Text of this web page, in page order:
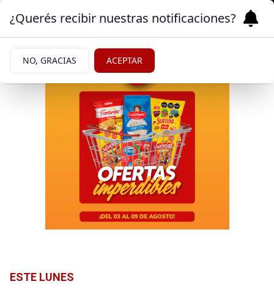
ESTE LUNES
¿Querés recibir nuestras notificaciones?
NO, GRACIAS ACEPTAR